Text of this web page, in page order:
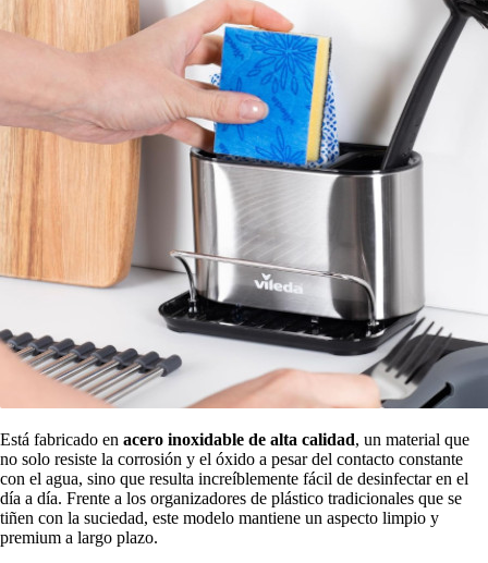
Está fabricado en acero inoxidable de alta calidad, un material que
no solo resiste la corrosión y el óxido a pesar del contacto constante
con el agua, sino que resulta increíblemente fácil de desinfectar en el
día a día. Frente a los organizadores de plástico tradicionales que se
tiñen con la suciedad, este modelo mantiene un aspecto limpio y
premium a largo plazo.